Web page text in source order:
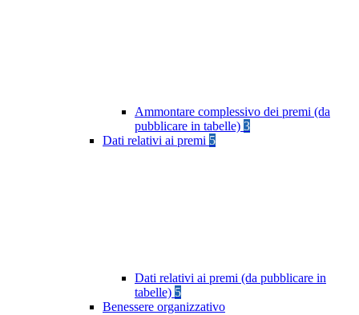
Ammontare complessivo dei premi (da
pubblicare in tabelle) 3
Dati relativi ai premi 5
Dati relativi ai premi (da pubblicare in
tabelle) 5
Benessere organizzativo